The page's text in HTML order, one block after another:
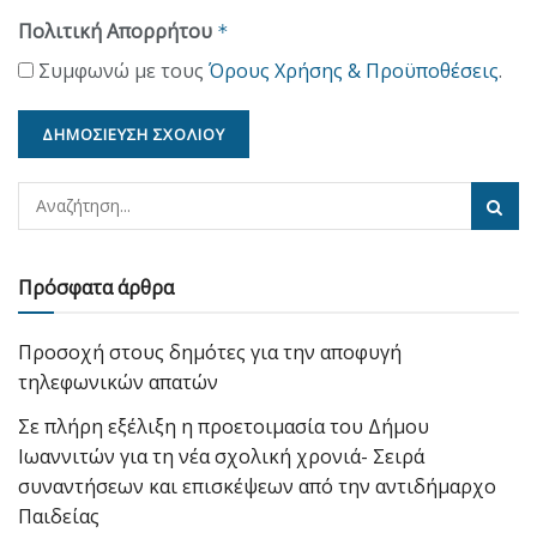
Πολιτική Απορρήτου *
Συμφωνώ με τους Όρους Χρήσης & Προϋποθέσεις.
Πρόσφατα άρθρα
Προσοχή στους δημότες για την αποφυγή
τηλεφωνικών απατών
Σε πλήρη εξέλιξη η προετοιμασία του Δήμου
Ιωαννιτών για τη νέα σχολική χρονιά- Σειρά
συναντήσεων και επισκέψεων από την αντιδήμαρχο
Παιδείας